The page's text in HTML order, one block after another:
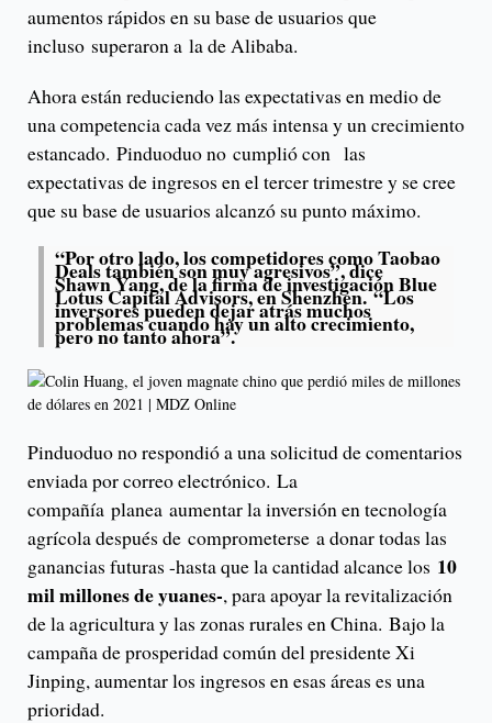
aumentos rápidos en su base de usuarios que
incluso superaron a la de Alibaba.
Ahora están reduciendo las expectativas en medio de
una competencia cada vez más intensa y un crecimiento
estancado. Pinduoduo no cumplió con las
expectativas de ingresos en el tercer trimestre y se cree
que su base de usuarios alcanzó su punto máximo.
“Por otro lado, los competidores como Taobao
Deals también son muy agresivos”, dice
Shawn Yang, de la firma de investigación Blue
Lotus Capital Advisors, en Shenzhen. “Los
inversores pueden dejar atrás muchos
problemas cuando hay un alto crecimiento,
pero no tanto ahora”.
Pinduoduo no respondió a una solicitud de comentarios
enviada por correo electrónico. La
compañía planea aumentar la inversión en tecnología
agrícola después de comprometerse a donar todas las
ganancias futuras -hasta que la cantidad alcance los 10
mil millones de yuanes-, para apoyar la revitalización
de la agricultura y las zonas rurales en China. Bajo la
campaña de prosperidad común del presidente Xi
Jinping, aumentar los ingresos en esas áreas es una
prioridad.